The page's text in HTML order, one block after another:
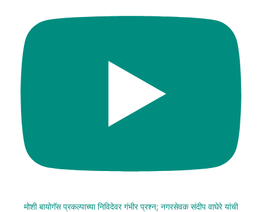
मोशी बायोगॅस प्रकल्पाच्या निविदेवर गंभीर प्रश्न; नगरसेवक संदीप वाघेरे यांची